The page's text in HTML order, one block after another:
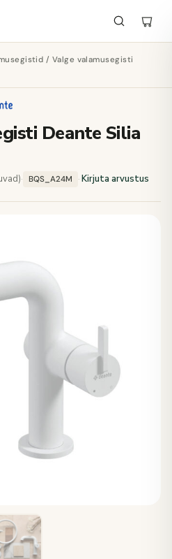
/ Valge valamusegisti
Deante Silia
· BQS_A24M ·Kirjuta arvustus